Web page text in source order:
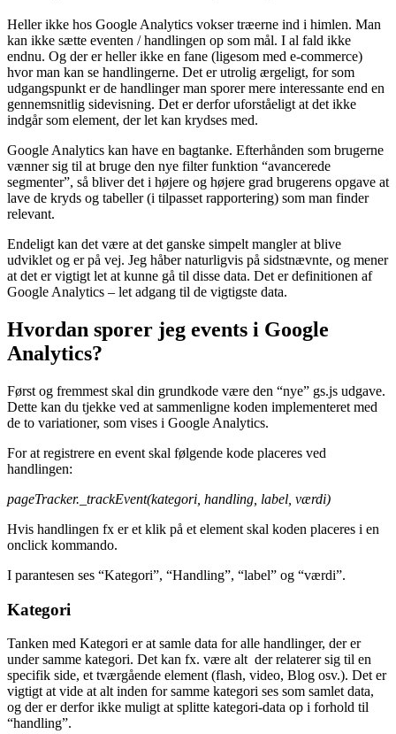
Heller ikke hos Google Analytics vokser træerne ind i himlen. Man
kan ikke sætte eventen / handlingen op som mål. I al fald ikke
endnu. Og der er heller ikke en fane (ligesom med e-commerce)
hvor man kan se handlingerne. Det er utrolig ærgeligt, for som
udgangspunkt er de handlinger man sporer mere interessante end en
gennemsnitlig sidevisning. Det er derfor uforståeligt at det ikke
indgår som element, der let kan krydses med.
Google Analytics kan have en bagtanke. Efterhånden som brugerne
vænner sig til at bruge den nye filter funktion “avancerede
segmenter”, så bliver det i højere og højere grad brugerens opgave at
lave de kryds og tabeller (i tilpasset rapportering) som man finder
relevant.
Endeligt kan det være at det ganske simpelt mangler at blive
udviklet og er på vej. Jeg håber naturligvis på sidstnævnte, og mener
at det er vigtigt let at kunne gå til disse data. Det er definitionen af
Google Analytics – let adgang til de vigtigste data.
Hvordan sporer jeg events i Google
Analytics?
Først og fremmest skal din grundkode være den “nye” gs.js udgave.
Dette kan du tjekke ved at sammenligne koden implementeret med
de to variationer, som vises i Google Analytics.
For at registrere en event skal følgende kode placeres ved
handlingen:
pageTracker._trackEvent(kategori, handling, label, værdi)
Hvis handlingen fx er et klik på et element skal koden placeres i en
onclick kommando.
I parantesen ses “Kategori”, “Handling”, “label” og “værdi”.
Kategori
Tanken med Kategori er at samle data for alle handlinger, der er
under samme kategori. Det kan fx. være alt der relaterer sig til en
specifik side, et tværgående element (flash, video, Blog osv.). Det er
vigtigt at vide at alt inden for samme kategori ses som samlet data,
og der er derfor ikke muligt at splitte kategori-data op i forhold til
“handling”.